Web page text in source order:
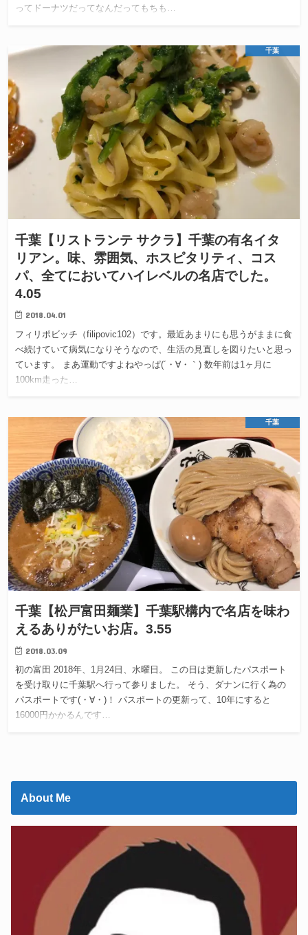
ってドーナツだってなんだってもちも…
千葉
千葉【リストランテ サクラ】千葉の有名イタ
リアン。味、雰囲気、ホスピタリティ、コス
パ、全てにおいてハイレベルの名店でした。
4.05
2018.04.01
フィリポビッチ（filipovic102）です。最近あまりにも思うがままに食
べ続けていて病気になりそうなので、生活の見直しを図りたいと思っ
ています。 まあ運動ですよねやっぱ(´・∀・｀) 数年前は1ヶ月に
100km走った…
千葉
千葉【松戸富田麺業】千葉駅構内で名店を味わ
えるありがたいお店。3.55
2018.03.09
初の富田 2018年、1月24日、水曜日。 この日は更新したパスポート
を受け取りに千葉駅へ行って参りました。 そう、ダナンに行く為の
パスポートです(・∀・)！ パスポートの更新って、10年にすると
16000円かかるんです…
About Me